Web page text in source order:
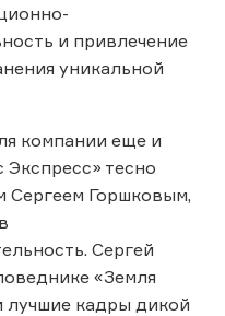
и привлечение
уникальной
компании еще и
Экспресс» тесно
Сергеем Горшковым,
Сергей
«Земля
лучшие кадры дикой